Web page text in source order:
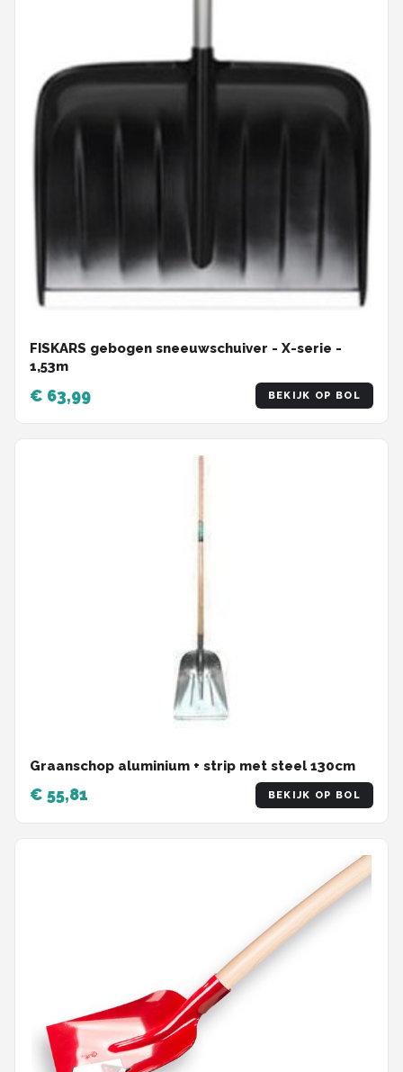
FISKARS gebogen sneeuwschuiver - X-serie -
1,53m
€ 63,99 BEKIJK OP BOL
Graanschop aluminium + strip met steel 130cm
€ 55,81 BEKIJK OP BOL